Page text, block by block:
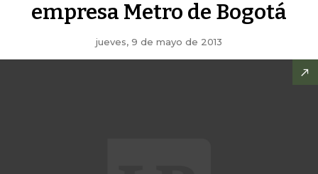
empresa Metro de Bogotá
jueves, 9 de mayo de 2013